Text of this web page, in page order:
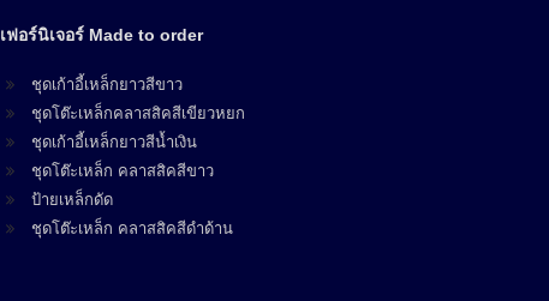
เฟอร์นิเจอร์ Made to order
ชุดเก้าอี้เหล็กยาวสีขาว
ชุดโต๊ะเหล็กคลาสสิคสีเขียวหยก
ชุดเก้าอี้เหล็กยาวสีน้ำเงิน
ชุดโต๊ะเหล็ก คลาสสิคสีขาว
ป้ายเหล็กดัด
ชุดโต๊ะเหล็ก คลาสสิคสีดำด้าน